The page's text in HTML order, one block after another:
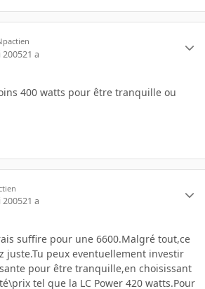
200521 a
400 watts pour être tranquille ou
200521 a
suffire pour une 6600.Malgré tout,ce
juste.Tu peux eventuellement investir
pour être tranquille,en choisissant
tel que la LC Power 420 watts.Pour